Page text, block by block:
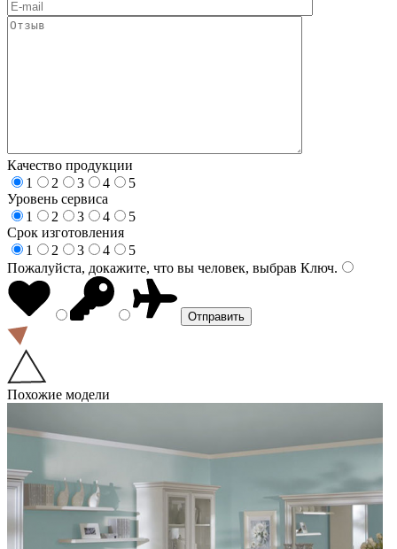
Качество продукции
1
2 3 4
5
Уровень сервиса
1
2 3 4
5
Срок изготовления
1
2 3 4
5
Пожалуйста, докажите, что вы человек, выбрав Ключ.
Похожие модели